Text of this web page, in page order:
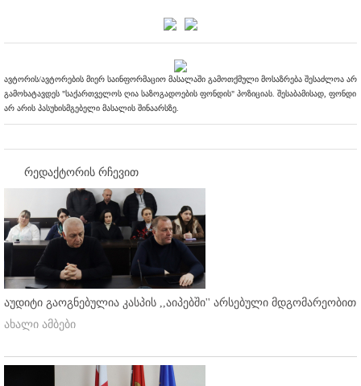
ავტორის/ავტორების მიერ საინფორმაციო მასალაში გამოთქმული მოსაზრება შესაძლოა არ
გამოხატავდეს "საქართველოს ღია საზოგადოების ფონდის" პოზიციას. შესაბამისად, ფონდი
არ არის პასუხისმგებელი მასალის შინაარსზე.
რედაქტორის რჩევით
აუდიტი გაოგნებულია კასპის ,,აიპებში'' არსებული მდგომარეობით
ახალი ამბები